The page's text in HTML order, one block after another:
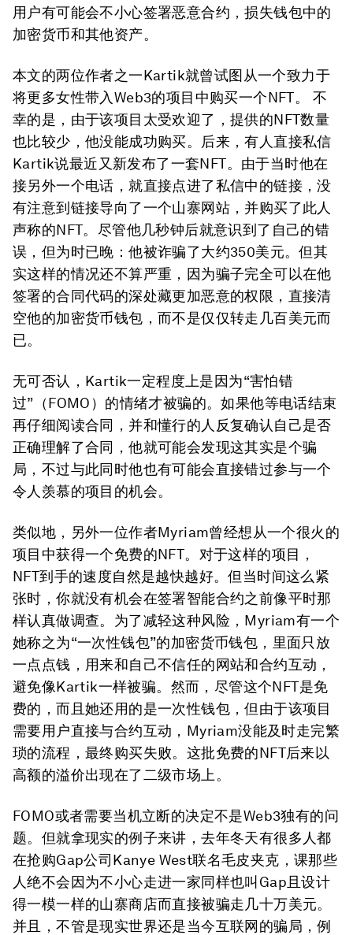
用户有可能会不小心签署恶意合约，损失钱包中的
加密货币和其他资产。
本文的两位作者之一Kartik就曾试图从一个致力于
将更多女性带入Web3的项目中购买一个NFT。 不
幸的是，由于该项目太受欢迎了，提供的NFT数量
也比较少，他没能成功购买。后来，有人直接私信
Kartik说最近又新发布了一套NFT。由于当时他在
接另外一个电话，就直接点进了私信中的链接，没
有注意到链接导向了一个山寨网站，并购买了此人
声称的NFT。尽管他几秒钟后就意识到了自己的错
误，但为时已晚：他被诈骗了大约350美元。但其
实这样的情况还不算严重，因为骗子完全可以在他
签署的合同代码的深处藏更加恶意的权限，直接清
空他的加密货币钱包，而不是仅仅转走几百美元而
已。
无可否认，Kartik一定程度上是因为“害怕错
过”（FOMO）的情绪才被骗的。如果他等电话结束
再仔细阅读合同，并和懂行的人反复确认自己是否
正确理解了合同，他就可能会发现这其实是个骗
局，不过与此同时他也有可能会直接错过参与一个
令人羡慕的项目的机会。
类似地，另外一位作者Myriam曾经想从一个很火的
项目中获得一个免费的NFT。对于这样的项目，
NFT到手的速度自然是越快越好。但当时间这么紧
张时，你就没有机会在签署智能合约之前像平时那
样认真做调查。为了减轻这种风险，Myriam有一个
她称之为“一次性钱包”的加密货币钱包，里面只放
一点点钱，用来和自己不信任的网站和合约互动，
避免像Kartik一样被骗。然而，尽管这个NFT是免
费的，而且她还用的是一次性钱包，但由于该项目
需要用户直接与合约互动，Myriam没能及时走完繁
琐的流程，最终购买失败。这批免费的NFT后来以
高额的溢价出现在了二级市场上。
FOMO或者需要当机立断的决定不是Web3独有的问
题。但就拿现实的例子来讲，去年冬天有很多人都
在抢购Gap公司Kanye West联名毛皮夹克，课那些
人绝不会因为不小心走进一家同样也叫Gap且设计
得一模一样的山寨商店而直接被骗走几十万美元。
并且，不管是现实世界还是当今互联网的骗局，例